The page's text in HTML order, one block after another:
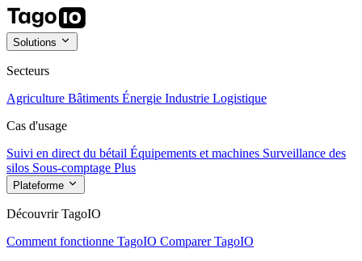
Solutions
Secteurs
Agriculture Bâtiments Énergie Industrie Logistique
Cas d'usage
Suivi en direct du bétail Équipements et machines Surveillance des
silos Sous-comptage Plus
Plateforme
Découvrir TagoIO
Comment fonctionne TagoIO Comparer TagoIO